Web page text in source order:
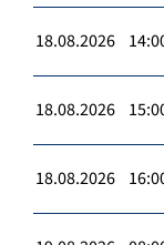
18.08.2026
18.08.2026
18.08.2026